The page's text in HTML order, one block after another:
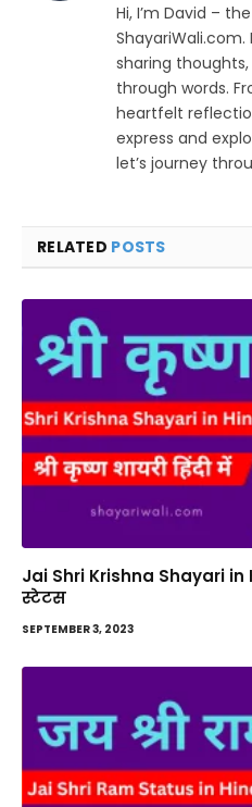
Hi, I’m David –
sharing
through words.
heartfelt
express and
let’s journey
RELATED POSTS
Jai Shri Krishna Shayari in
स्टेटस
SEPTEMBER 3, 2023